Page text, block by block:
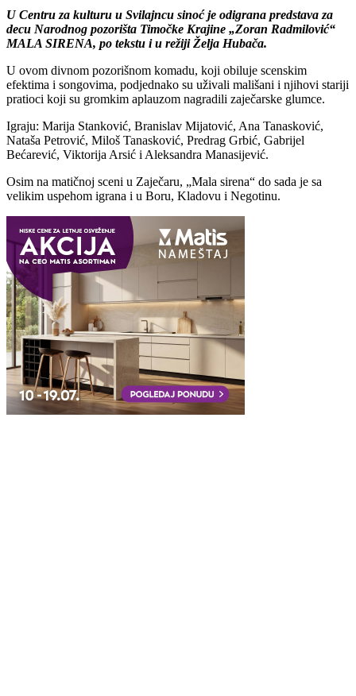
U Centru za kulturu u Svilajncu sinoć je odigrana predstava za
decu Narodnog pozorišta Timočke Krajine „Zoran Radmilović“
MALA SIRENA, po tekstu i u režiji Želja Hubača.
U ovom divnom pozorišnom komadu, koji obiluje scenskim
efektima i songovima, podjednako su uživali mališani i njihovi stariji
pratioci koji su gromkim aplauzom nagradili zaječarske glumce.
Igraju: Marija Stanković, Branislav Mijatović, Ana Tanasković,
Nataša Petrović, Miloš Tanasković, Predrag Grbić, Gabrijel
Bećarević, Viktorija Arsić i Aleksandra Manasijević.
Osim na matičnoj sceni u Zaječaru, „Mala sirena“ do sada je sa
velikim uspehom igrana i u Boru, Kladovu i Negotinu.